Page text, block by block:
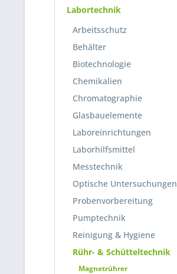
Labortechnik
Arbeitsschutz
Behälter
Biotechnologie
Chemikalien
Chromatographie
Glasbauelemente
Laboreinrichtungen
Laborhilfsmittel
Messtechnik
Optische Untersuchungen
Probenvorbereitung
Pumptechnik
Reinigung & Hygiene
Rühr- & Schütteltechnik
Magnetrührer